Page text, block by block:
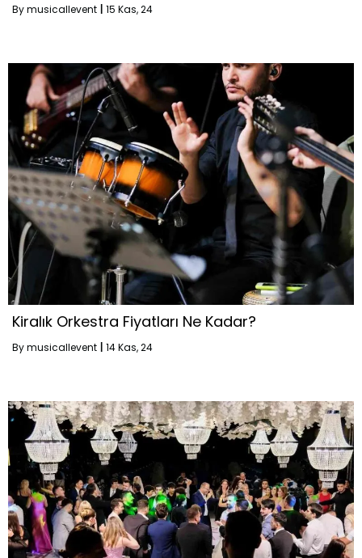
Bymusicallevent 15 Kas, 24
Kiralık Orkestra Fiyatları Ne Kadar?
Bymusicallevent 14Kas, 24